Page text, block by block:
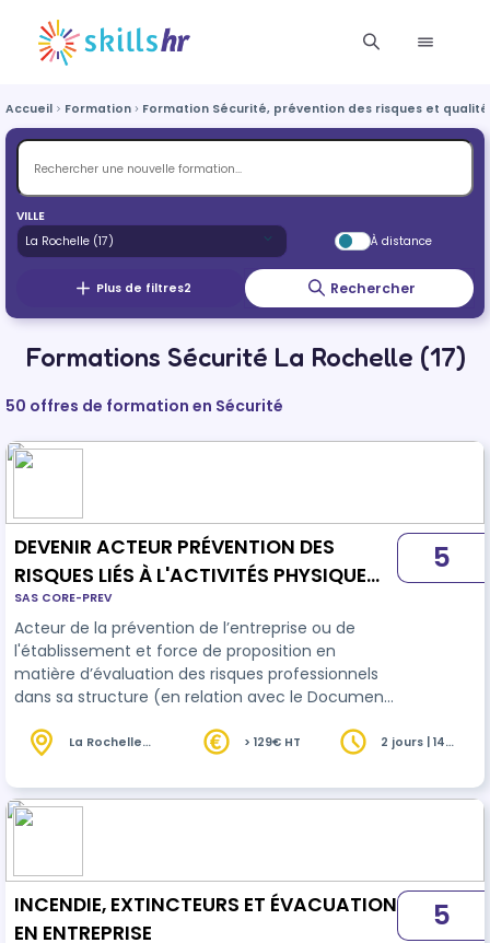
Accueil Formation Formation Sécurité, prévention des risques et qualité
VILLE
À distance
Plus de filtres2 Rechercher
Formations Sécurité La Rochelle (17)
50 offres de formation en Sécurité
DEVENIR ACTEUR PRÉVENTION DES
RISQUES LIÉS À L'ACTIVITÉS PHYSIQUE
(Industrie, BTP, Commerce et activités
de bureau)
SAS CORE-PREV
Acteur de la prévention de l’entreprise ou de
l'établissement et force de proposition en
matière d’évaluation des risques professionnels
dans sa structure (en relation avec le Document
observe, décrit, analyse sa situation de travail et
5
La Rochelle
> 129€ HT
2 jours | 14
INCENDIE, EXTINCTEURS ET ÉVACUATION
EN ENTREPRISE
5